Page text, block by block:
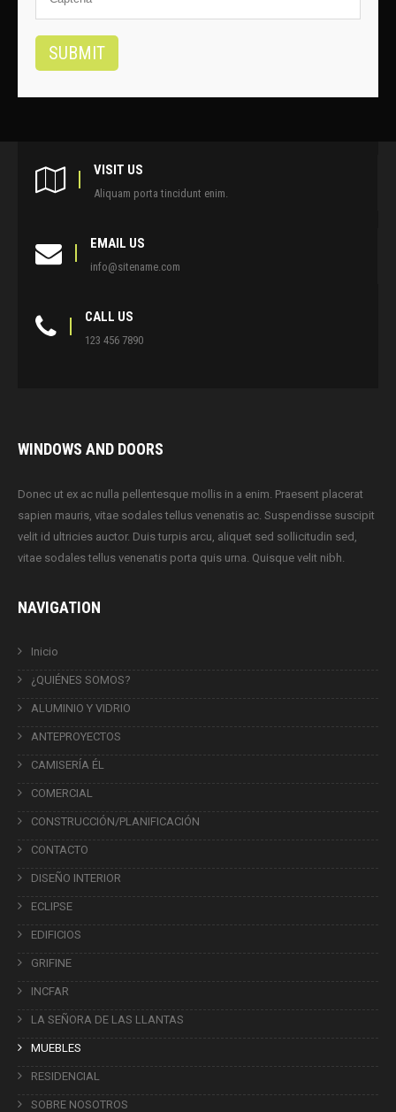
VISIT US
Aliquam porta tincidunt enim.
EMAIL US
info@sitename.com
CALL US
123 456 7890
WINDOWS AND DOORS
Donec ut ex ac nulla pellentesque mollis in a enim. Praesent placerat
sapien mauris, vitae sodales tellus venenatis ac. Suspendisse suscipit
velit id ultricies auctor. Duis turpis arcu, aliquet sed sollicitudin sed,
vitae sodales tellus venenatis porta quis urna. Quisque velit nibh.
NAVIGATION
Inicio
¿QUIÉNES SOMOS?
ALUMINIO Y VIDRIO
ANTEPROYECTOS
CAMISERÍA ÉL
COMERCIAL
CONSTRUCCIÓN/PLANIFICACIÓN
CONTACTO
DISEÑO INTERIOR
ECLIPSE
EDIFICIOS
GRIFINE
INCFAR
LA SEÑORA DE LAS LLANTAS
MUEBLES
RESIDENCIAL
SOBRE NOSOTROS